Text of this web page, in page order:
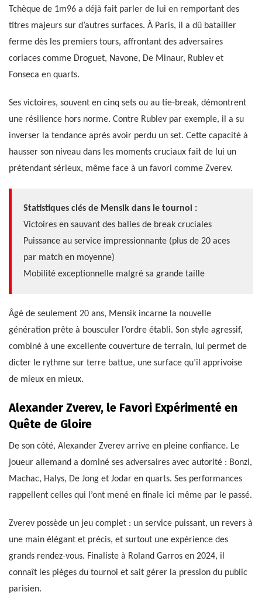
Tchèque de 1m96 a déjà fait parler de lui en remportant des
titres majeurs sur d’autres surfaces. À Paris, il a dû batailler
ferme dès les premiers tours, affrontant des adversaires
coriaces comme Droguet, Navone, De Minaur, Rublev et
Fonseca en quarts.
Ses victoires, souvent en cinq sets ou au tie-break, démontrent
une résilience hors norme. Contre Rublev par exemple, il a su
inverser la tendance après avoir perdu un set. Cette capacité à
hausser son niveau dans les moments cruciaux fait de lui un
prétendant sérieux, même face à un favori comme Zverev.
Statistiques clés de Mensik dans le tournoi :
Victoires en sauvant des balles de break cruciales
Puissance au service impressionnante (plus de 20 aces
par match en moyenne)
Mobilité exceptionnelle malgré sa grande taille
Âgé de seulement 20 ans, Mensik incarne la nouvelle
génération prête à bousculer l’ordre établi. Son style agressif,
combiné à une excellente couverture de terrain, lui permet de
dicter le rythme sur terre battue, une surface qu’il apprivoise
de mieux en mieux.
Alexander Zverev, le Favori Expérimenté en
Quête de Gloire
De son côté, Alexander Zverev arrive en pleine confiance. Le
joueur allemand a dominé ses adversaires avec autorité : Bonzi,
Machac, Halys, De Jong et Jodar en quarts. Ses performances
rappellent celles qui l’ont mené en finale ici même par le passé.
Zverev possède un jeu complet : un service puissant, un revers à
une main élégant et précis, et surtout une expérience des
grands rendez-vous. Finaliste à Roland Garros en 2024, il
connaît les pièges du tournoi et sait gérer la pression du public
parisien.